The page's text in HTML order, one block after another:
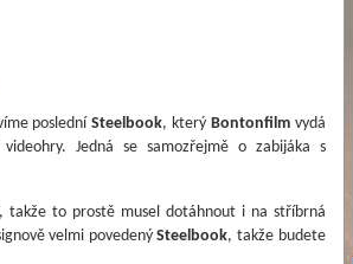
posledníSteelbook, který Bontonfilmvydá
Jedná se samozřejmě o zabijáka s
takže to prostě musel dotáhnout i na stříbrná
velmi povedenýSteelbook, takže budete